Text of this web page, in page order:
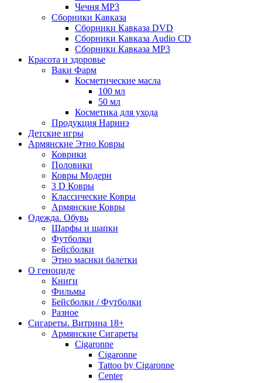
Чечня MP3
Сборники Кавказа
Сборники Кавказа DVD
Сборники Кавказа Audio CD
Сборники Кавказа MP3
Красота и здоровье
Ваки Фарм
Косметические масла
100 мл
50 мл
Косметика для ухода
Продукция Наринэ
Детские игры
Армянские Этно Ковры
Коврики
Половики
Ковры Модерн
3 D Ковры
Классические Ковры
Армянские Ковры
Одежда. Обувь
Шарфы и шапки
Футболки
Бейсболки
Этно масики балетки
О геноциде
Книги
Фильмы
Бейсболки / Футболки
Разное
Сигареты. Витрина 18+
Армянские Сигареты
Cigaronne
Cigaronne
Tattoo by Cigaronne
Center